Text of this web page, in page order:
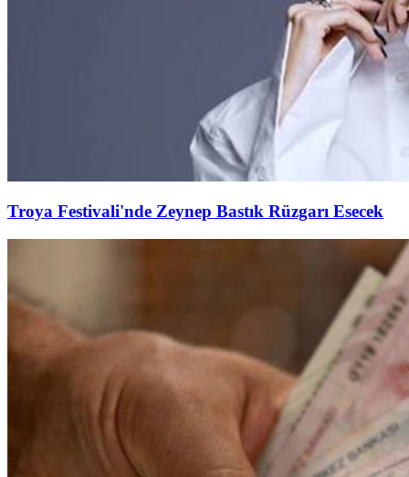
Troya Festivali'nde Zeynep Bastık Rüzgarı Esecek